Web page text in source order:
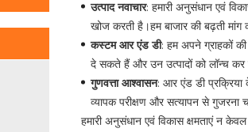
उत्पाद नवाचार: हमारी अनुसंधान एवं
खोज करती है।हम बाजार की बढ़ती
कस्टम आर एंड डी: हम अपने ग्राहकों
दे सकते हैं और उन उत्पादों को लॉन्च
गुणवत्ता आश्वासन: आर एंड डी प्रक्रिया
व्यापक परीक्षण और सत्यापन से गुजरना
हमारी अनुसंधान एवं विकास क्षमताएं न केवल